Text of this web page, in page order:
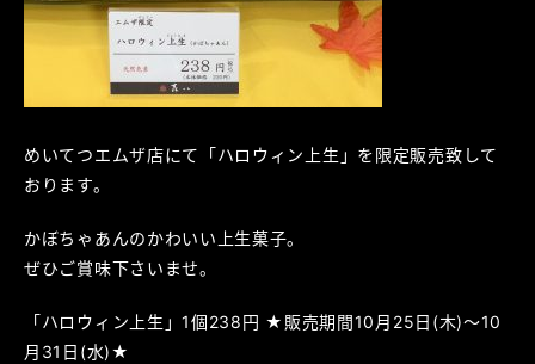
めいてつエムザ店にて「ハロウィン上生」を限定販売致して
おります。
かぼちゃあんのかわいい上生菓子。
ぜひご賞味下さいませ。
「ハロウィン上生」1個238円 ★販売期間10月25日(木)～10
月31日(水)★